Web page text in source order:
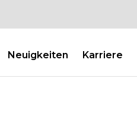
Neuigkeiten Karriere